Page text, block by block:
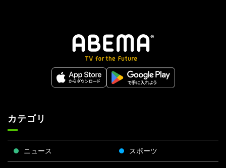
カテゴリ
ニュース スポーツ